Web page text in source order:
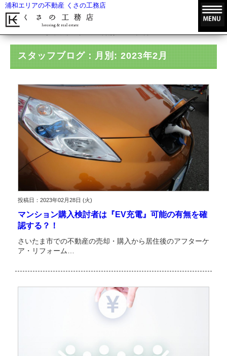
浦和エリアの不動産 くさの工務店
スタッフブログ：月別: 2023年2月
投稿日：2023年02月28日 (火)
マンション購入検討者は『EV充電』可能の有無を確
認する？！
さいたま市での不動産の売却・購入から居住後のアフターケ
ア・リフォーム…